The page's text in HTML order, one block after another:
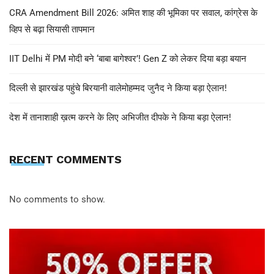
CRA Amendment Bill 2026: अमित शाह की भूमिका पर सवाल, कांग्रेस के
व्हिप से बढ़ा सियासी तापमान
IIT Delhi में PM मोदी बने ‘बाबा बागेश्वर’! Gen Z को लेकर दिया बड़ा बयान
दिल्ली से झारखंड पहुंचे बिरयानी वालेमोहम्मद जुनैद ने किया बड़ा ऐलान!
देश में तानाशाही ख़त्म करने के लिए अभिजीत दीपके ने किया बड़ा ऐलान!
RECENT COMMENTS
No comments to show.